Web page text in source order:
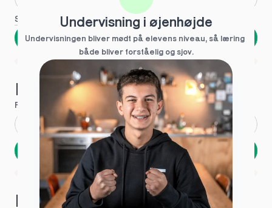
Se flere
Næste
Spring over
1 ud af 9 for at finde den rette tutor
Hvad hedder du?
Fornavn Efternavn
Næste
Opbevares sikkert - oplysninger deles aldrig
1 ud af 9 for at finde den rette tutor
Hvordan kontakter vi dig?
Undervisning i øjenhøjde
Undervisningen bliver mødt på elevens niveau, så læring
både bliver forståelig og sjov.